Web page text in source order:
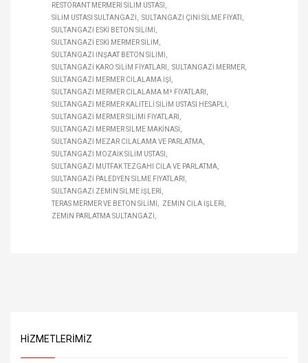
RESTORANT MERMERI SILIM USTASI
SILIM USTASI SULTANGAZI
SULTANGAZI ÇINI SILME FIYATI
SULTANGAZI ESKI BETON SILIMI
SULTANGAZI ESKI MERMER SILIM
SULTANGAZI INŞAAT BETON SILIMI
SULTANGAZI KARO SILIM FIYATLARI
SULTANGAZI MERMER
SULTANGAZI MERMER CILALAMA IŞI
SULTANGAZI MERMER CILALAMA M² FIYATLARI
SULTANGAZI MERMER KALITELI SILIM USTASI HESAPLI
SULTANGAZI MERMER SILIMI FIYATLARI
SULTANGAZI MERMER SILME MAKINASI
SULTANGAZI MEZAR CILALAMA VE PARLATMA
SULTANGAZI MOZAIK SILIM USTASI
SULTANGAZI MUTFAK TEZGAHI CILA VE PARLATMA
SULTANGAZI PALEDYEN SILME FIYATLARI
SULTANGAZI ZEMIN SILME IŞLERI
TERAS MERMER VE BETON SILIMI
ZEMIN CILA IŞLERI
ZEMIN PARLATMA SULTANGAZI
HIZMETLERIMIZ